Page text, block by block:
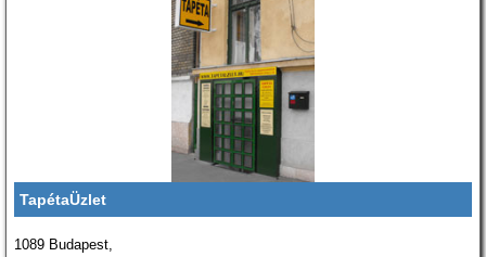
TapétaÜzlet
1089 Budapest,